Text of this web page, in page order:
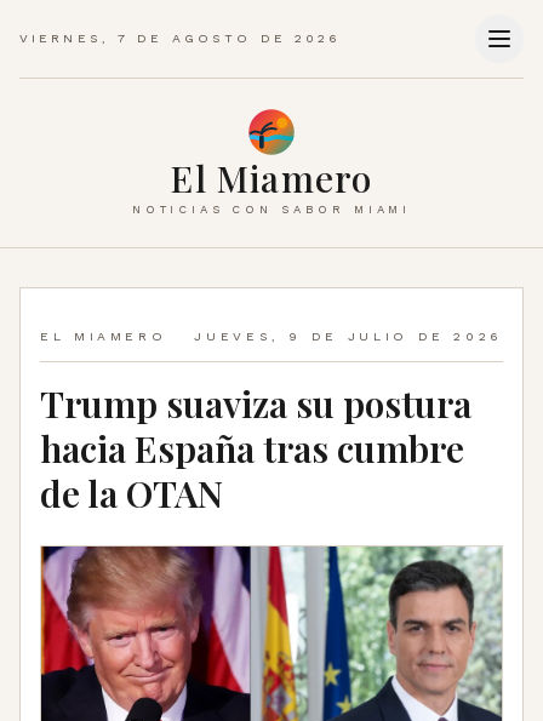
VIERNES, 7 DE AGOSTO DE 2026
El Miamero
NOTICIAS CON SABOR MIAMI
EL MIAMERO JUEVES, 9 DE JULIO DE 2026
Trump suaviza su postura
hacia España tras cumbre
de la OTAN